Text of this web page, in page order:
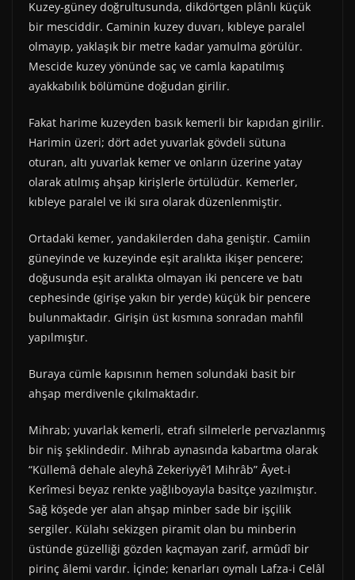
Kuzey-güney doğrultusunda, dikdörtgen plânlı küçük
bir mesciddir. Caminin kuzey duvarı, kıbleye paralel
olmayıp, yaklaşık bir metre kadar yamulma görülür.
Mescide kuzey yönünde saç ve camla kapatılmış
ayakkabılık bölümüne doğudan girilir.
Fakat harime kuzeyden basık kemerli bir kapıdan girilir.
Harimin üzeri; dört adet yuvarlak gövdeli sütuna
oturan, altı yuvarlak kemer ve onların üzerine yatay
olarak atılmış ahşap kirişlerle örtülüdür. Kemerler,
kıbleye paralel ve iki sıra olarak düzenlenmiştir.
Ortadaki kemer, yandakilerden daha geniştir. Camiin
güneyinde ve kuzeyinde eşit aralıkta ikişer pencere;
doğusunda eşit aralıkta olmayan iki pencere ve batı
cephesinde (girişe yakın bir yerde) küçük bir pencere
bulunmaktadır. Girişin üst kısmına sonradan mahfil
yapılmıştır.
Buraya cümle kapısının hemen solundaki basit bir
ahşap merdivenle çıkılmaktadır.
Mihrab; yuvarlak kemerli, etrafı silmelerle pervazlanmış
bir niş şeklindedir. Mihrab aynasında kabartma olarak
“Küllemâ dehale aleyhâ Zekeriyyê’l Mihrâb” Âyet-i
Kerîmesi beyaz renkte yağlıboyayla basitçe yazılmıştır.
Sağ köşede yer alan ahşap minber sade bir işçilik
sergiler. Külahı sekizgen piramit olan bu minberin
üstünde güzelliği gözden kaçmayan zarif, armûdî bir
pirinç âlemi vardır. İçinde; kenarları oymalı Lafza-i Celâl